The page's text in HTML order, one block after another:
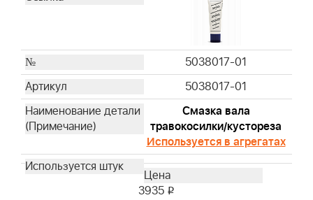
5038017-01
5038017-01
Смазка вала
травокосилки/кустореза
Используется в агрегатах
3935 i